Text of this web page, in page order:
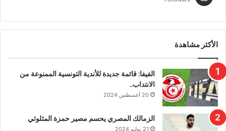
الأكثر مشاهدة
الفيفا: قائمة جديدة للأندية التونسية الممنوعة من
الانتداب..
20 أغسطس 2024
الزمالك المصري يحسم مصير حمزة المثلوثي
21 يوليو 2024